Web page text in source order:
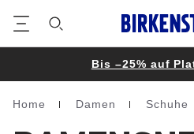
Bis –25% auf
Homepage
Home Damen Schuhe